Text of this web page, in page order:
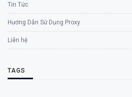
Tin Tức
Hướng Dẫn Sử Dụng Proxy
Liên hệ
TAGS